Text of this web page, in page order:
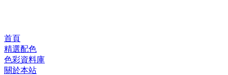
首頁
精選配色
色彩資料庫
關於本站